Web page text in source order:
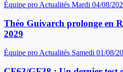
Équipe pro Actualités Mardi 04/08/
Théo Guivarch prolonge en
2029
Équipe pro Actualités Samedi 01/08/